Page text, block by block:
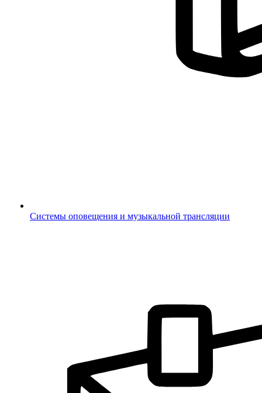
Системы оповещения и музыкальной трансляции